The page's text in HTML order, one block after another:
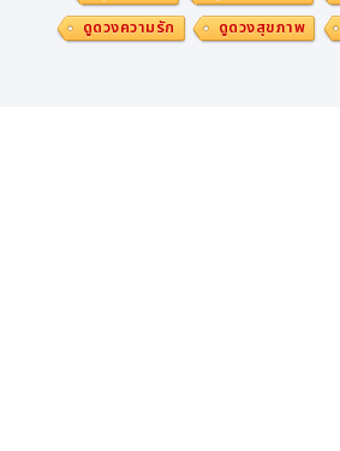
ดูดวงความรัก
ดูดวงสุขภาพ